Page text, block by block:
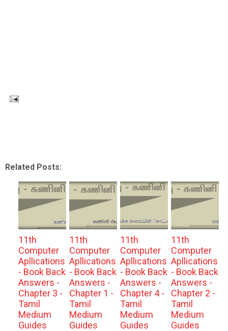
Related Posts:
11th
Computer
Apllications
- Book Back
Answers -
Chapter 3 -
Tamil
Medium
Guides
11th
Computer
Apllications
- Book Back
Answers -
Chapter 1 -
Tamil
Medium
Guides
11th
Computer
Apllications
- Book Back
Answers -
Chapter 4 -
Tamil
Medium
Guides
11th
Computer
Apllications
- Book Back
Answers -
Chapter 2 -
Tamil
Medium
Guides